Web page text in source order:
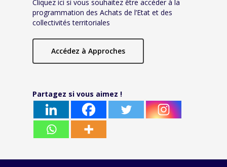
Cliquez ici si vous souhaitez être accéder à la
programmation des Achats de l’Etat et des
collectivités territoriales
Accédez à Approches
Partagez si vous aimez !